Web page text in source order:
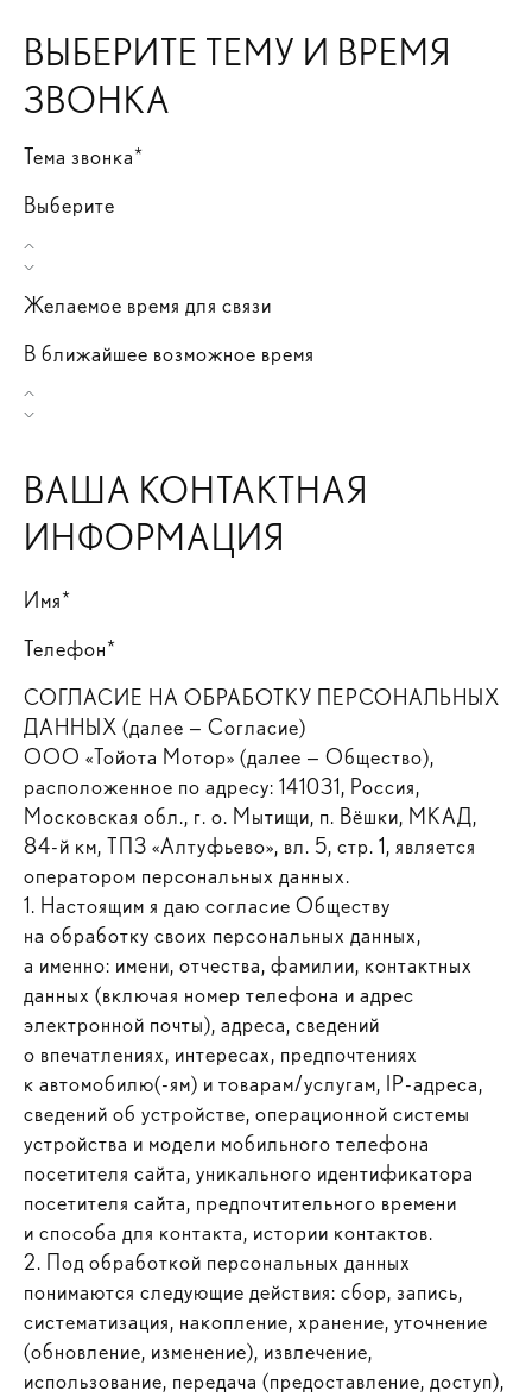
ВЫБЕРИТЕ ТЕМУ И ВРЕМЯ
ЗВОНКА
Тема звонка*
Выберите
Желаемое время для связи
В ближайшее возможное время
ВАША КОНТАКТНАЯ
ИНФОРМАЦИЯ
Имя*
Телефон*
СОГЛАСИЕ НА ОБРАБОТКУ ПЕРСОНАЛЬНЫХ
ДАННЫХ (далее — Согласие)
ООО «Тойота Мотор» (далее — Общество),
расположенное по адресу: 141031, Россия,
Московская обл., г. о. Мытищи, п. Вёшки, МКАД,
84-й км, ТПЗ «Алтуфьево», вл. 5, стр. 1, является
оператором персональных данных.
1. Настоящим я даю согласие Обществу
на обработку своих персональных данных,
а именно: имени, отчества, фамилии, контактных
данных (включая номер телефона и адрес
электронной почты), адреса, сведений
о впечатлениях, интересах, предпочтениях
к автомобилю(-ям) и товарам/услугам, IP-адреса,
сведений об устройстве, операционной системы
устройства и модели мобильного телефона
посетителя сайта, уникального идентификатора
посетителя сайта, предпочтительного времени
и способа для контакта, истории контактов.
2. Под обработкой персональных данных
понимаются следующие действия: сбор, запись,
систематизация, накопление, хранение, уточнение
(обновление, изменение), извлечение,
использование, передача (предоставление, доступ),